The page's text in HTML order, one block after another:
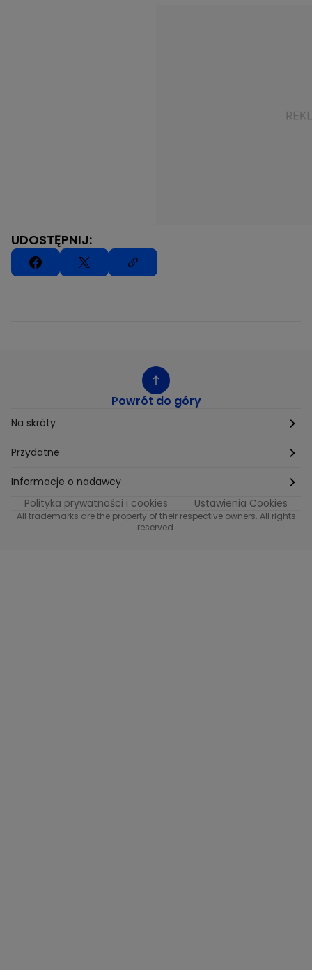
UDOSTĘPNIJ:
Powrót do góry
Na skróty
Etyka
Supplier Diversity
Polityka podatkowa
Przydatne
Biuro Prasowe
Biuro Reklamy
Informacje o nadawcy
Informacje o nadawcy programu METRO
Polityka prywatności i cookies Ustawienia Cookies
All trademarks are the property of their respective owners. All rights
reserved.